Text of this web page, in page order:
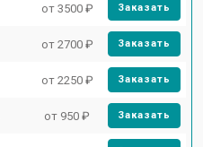
от 3500 ₽ Заказать
от 2700 ₽ Заказать
от 2250 ₽ Заказать
от 950 ₽ Заказать